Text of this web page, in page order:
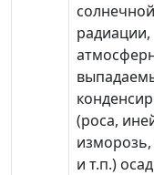
солнечной
радиации,
(роса,
изморозь,
и т.п.)